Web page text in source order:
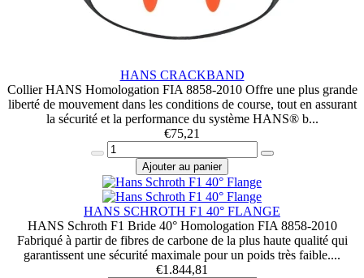
HANS CRACKBAND
Collier HANS Homologation FIA 8858-2010 Offre une plus grande
liberté de mouvement dans les conditions de course, tout en assurant
la sécurité et la performance du système HANS® b...
€75,21
Ajouter au panier
HANS SCHROTH F1 40° FLANGE
HANS Schroth F1 Bride 40° Homologation FIA 8858-2010
Fabriqué à partir de fibres de carbone de la plus haute qualité qui
garantissent une sécurité maximale pour un poids très faible....
€1.844,81